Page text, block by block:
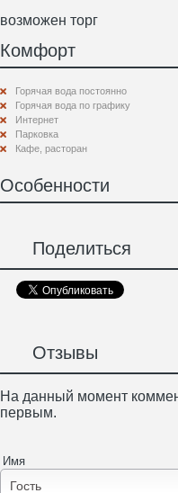
возможен торг
Комфорт
Горячая вода постоянно
Горячая вода по графику
Интернет
Парковка
Кафе, расторан
Особенности
Поделиться
Отзывы
На данный момент
первым.
Имя